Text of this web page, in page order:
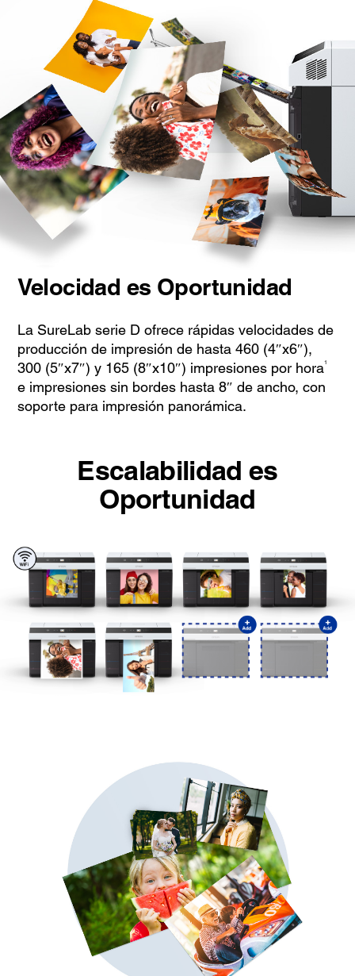
Velocidad es Oportunidad
La SureLab serie D ofrece rápidas velocidades de
producción de impresión de hasta 460 (4″x6″),
300 (5″x7″) y 165 (8″x10″) impresiones por hora1
e impresiones sin bordes hasta 8″ de ancho, con
soporte para impresión panorámica.
Escalabilidad es
Oportunidad